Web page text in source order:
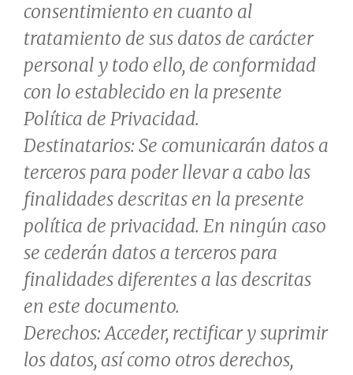
consentimiento en cuanto al
tratamiento de sus datos de carácter
personal y todo ello, de conformidad
con lo establecido en la presente
Política de Privacidad.
Destinatarios: Se comunicarán datos a
terceros para poder llevar a cabo las
finalidades descritas en la presente
política de privacidad. En ningún caso
se cederán datos a terceros para
finalidades diferentes a las descritas
en este documento.
Derechos: Acceder, rectificar y suprimir
los datos, así como otros derechos,